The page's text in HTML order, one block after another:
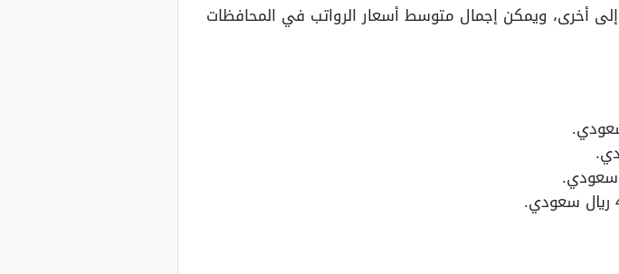
أخرى، ويمكن إجمال متوسط أسعار الرواتب في المحافظات